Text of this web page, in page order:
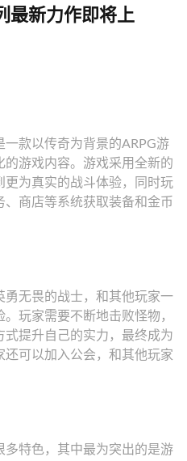
新力作即将上
款以传奇为背景的ARPG游
游戏内容。游戏采用全新的
为真实的战斗体验，同时玩
商店等系统获取装备和金币
无畏的战士，和其他玩家一
玩家需要不断地击败怪物，
提升自己的实力，最终成为
可以加入公会，和其他玩家
特色，其中最为突出的是游